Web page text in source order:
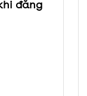
đăng